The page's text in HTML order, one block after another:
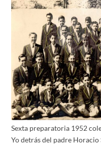
Sexta preparatoria 1952
Yo detrás del padre